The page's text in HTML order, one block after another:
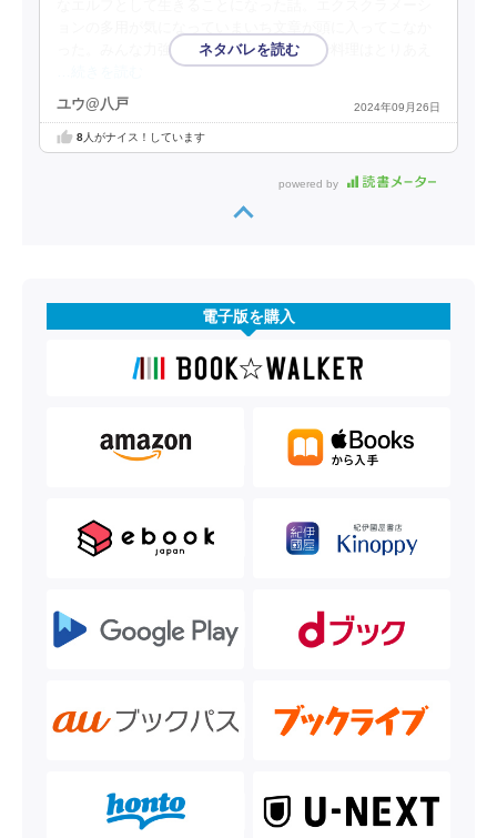
った。みんな力強い喋り方ですね。極貧で料理はとりあえ
ユウ@八戸 2024年09月26日
8人がナイス！しています
powered by
電子版を購入